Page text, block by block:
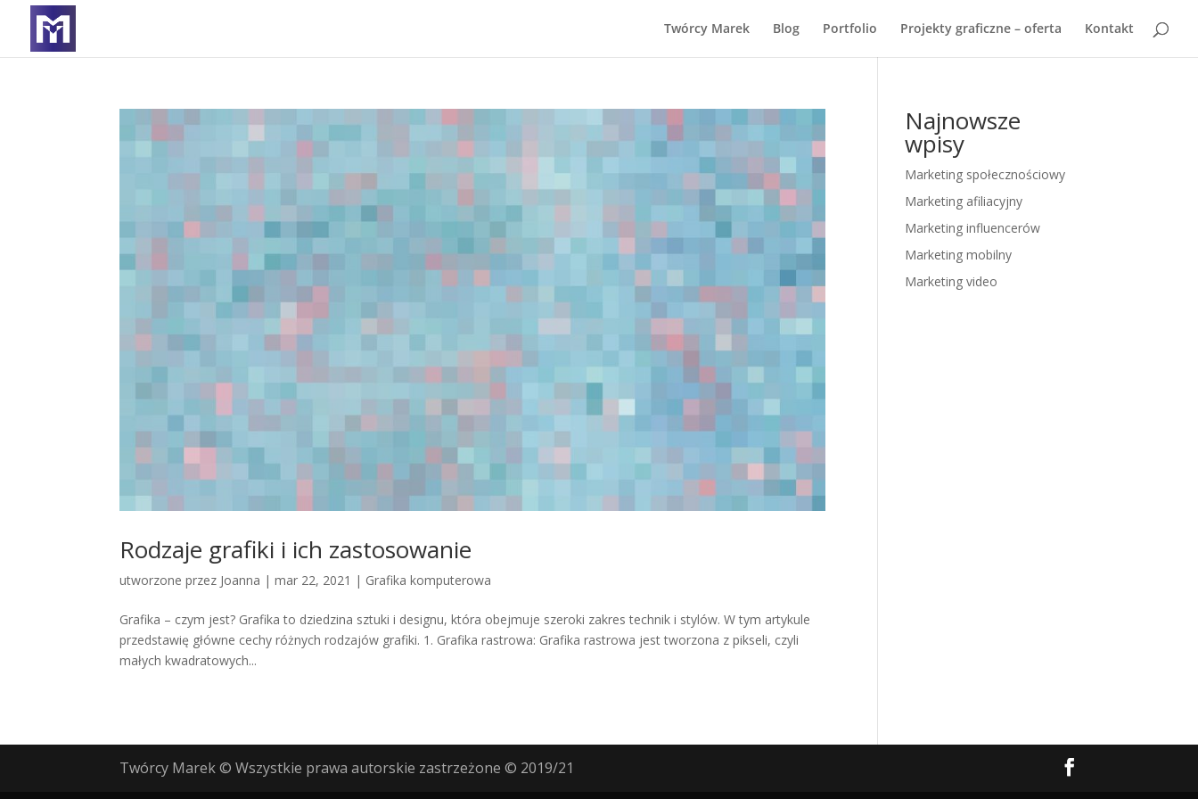
Twórcy Marek Blog Portfolio Projekty graficzne – oferta Kontakt
Rodzaje grafiki i ich zastosowanie
utworzone przez Joanna |mar 22, 2021 | Grafika komputerowa
Grafika – czym jest? Grafika to dziedzina sztuki i designu, która obejmuje szeroki zakres technik i stylów. W tym artykule
przedstawię główne cechy różnych rodzajów grafiki. 1. Grafika rastrowa: Grafika rastrowa jest tworzona z pikseli, czyli
małych kwadratowych...
Najnowsze
wpisy
Marketing społecznościowy
Marketing afiliacyjny
Marketing influencerów
Marketing mobilny
Marketing video
Twórcy Marek © Wszystkie prawa autorskie zastrzeżone © 2019/21